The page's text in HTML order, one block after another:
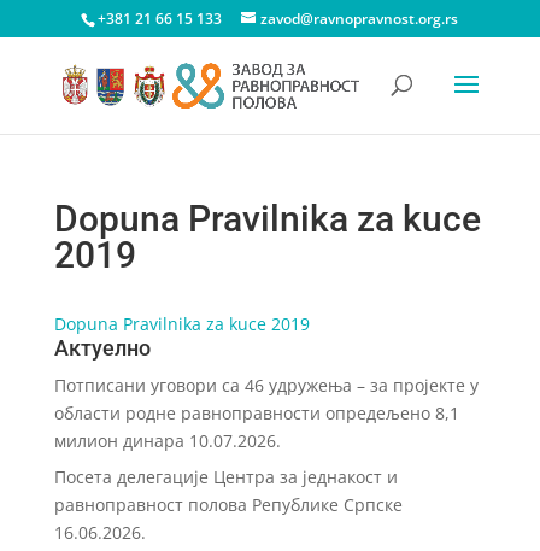
+381 21 66 15 133 zavod@ravnopravnost.org.rs
Dopuna Pravilnika za kuce
2019
Dopuna Pravilnika za kuce 2019
Актуелно
Потписани уговори са 46 удружења – за пројекте у
области родне равноправности опредељено 8,1
милион динара 10.07.2026.
Посета делегације Центра за једнакост и
равноправност полова Републике Српске
16.06.2026.